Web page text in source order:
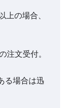
の場合、
注文受付。
る場合は迅